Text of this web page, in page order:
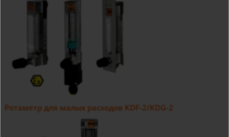
Ротаметр для малых расходов KDF-2/KDG-2